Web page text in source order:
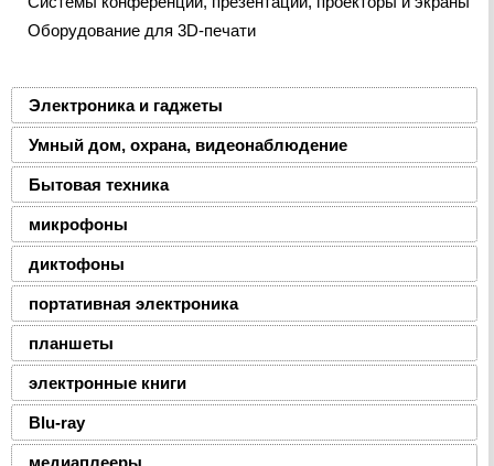
Оборудование для 3D-печати
Электроника и гаджеты
Умный дом, охрана, видеонаблюдение
Бытовая техника
микрофоны
диктофоны
портативная электроника
планшеты
электронные книги
Blu-ray
медиаплееры